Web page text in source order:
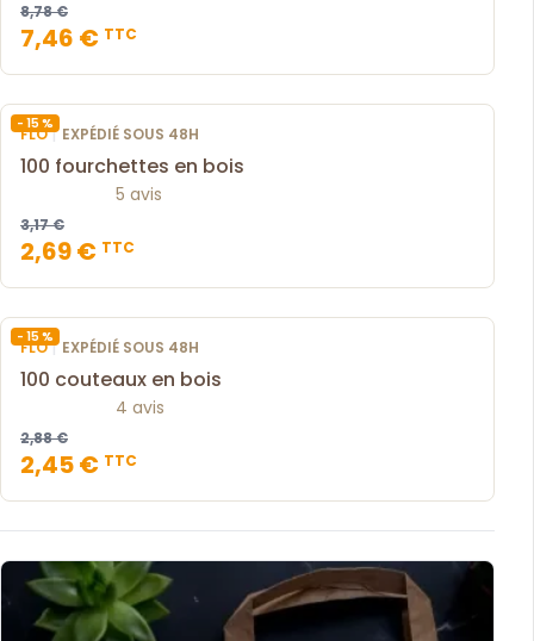
8,78 €
7,46 € TTC
- 15 %
FLO| EXPÉDIÉ SOUS 48H
100 fourchettes en bois
5 avis
3,17 €
2,69 € TTC
- 15 %
FLO| EXPÉDIÉ SOUS 48H
100 couteaux en bois
4 avis
2,88 €
2,45 € TTC